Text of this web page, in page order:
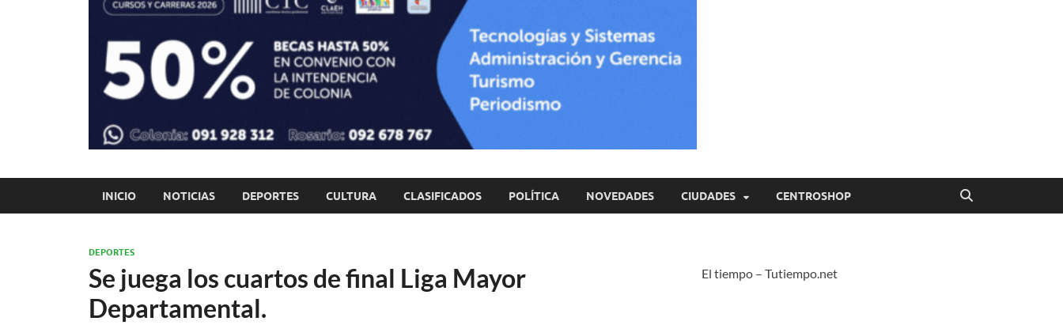
INICIO NOTICIAS DEPORTES CULTURA CLASIFICADOS POLÍTICA NOVEDADES CIUDADES CENTROSHOP
DEPORTES
Se juega los cuartos de final Liga Mayor
Departamental.
El tiempo – Tutiempo.net